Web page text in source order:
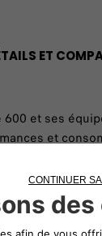
ET
et ses
et